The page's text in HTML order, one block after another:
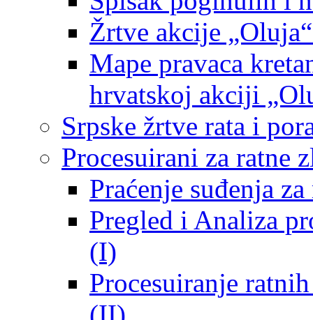
Žrtve akcije
Mape pravaca
hrvatskoj akciji
Srpske žrtve rata i
Procesuirani za ratne
Praćenje suđenja
Pregled i Analiza
(I)
Procesuiranje